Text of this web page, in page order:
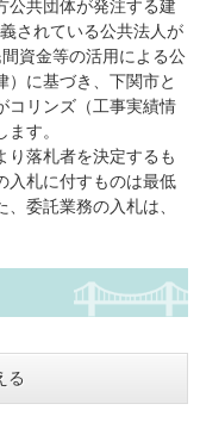
公共団体が発注する建
されている公共法人が
資金等の活用による公
）に基づき、下関市と
コリンズ（工事実績情
す。
り落札者を決定するも
入札に付すものは最低
委託業務の入札は、
る